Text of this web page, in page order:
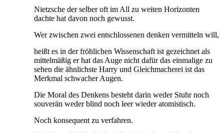
Nietzsche der selber oft im All zu weiten Horizonten
dachte hat davon noch gewusst.
Wer zwischen zwei entschlossenen denken vermitteln will,
heißt es in der fröhlichen Wissenschaft ist gezeichnet als
mittelmäßig er hat das Auge nicht dafür das einmalige zu
sehen die ähnlichste Harry und Gleichmacherei ist das
Merkmal schwacher Augen.
Die Moral des Denkens besteht darin weder Stuhr noch
souverän weder blind noch leer wieder atomistisch.
Noch konsequent zu verfahren.